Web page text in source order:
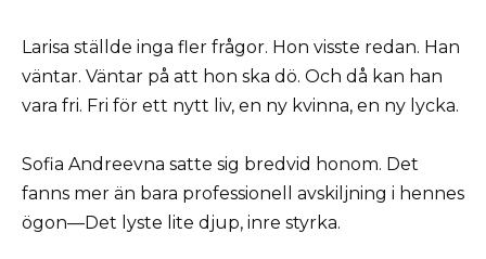
Larisa ställde inga fler frågor. Hon visste redan. Han
väntar. Väntar på att hon ska dö. Och då kan han
vara fri. Fri för ett nytt liv, en ny kvinna, en ny lycka.
Sofia Andreevna satte sig bredvid honom. Det
fanns mer än bara professionell avskiljning i hennes
ögon—Det lyste lite djup, inre styrka.